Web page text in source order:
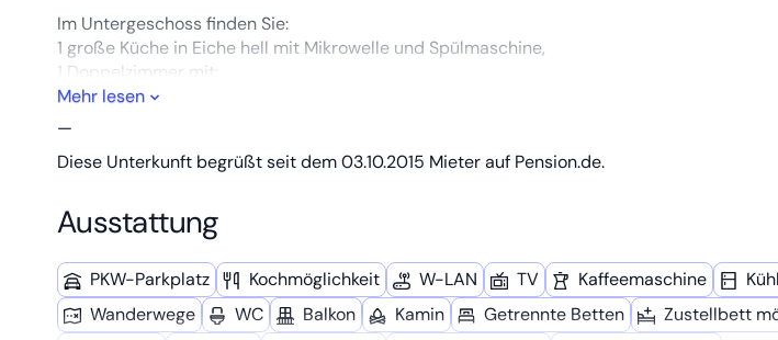
Im Untergeschoss finden Sie:
1 große Küche in Eiche hell mit Mikrowelle und Spülmaschine,
1 Doppelzimmer mit:
2 Einzelbetten 200x100 cm räumlich getrennt und LED-Flachbildschirm.
zentrale Gasheizung.
Das 1.Obergeschoss hat 1 großes Schlafzimmer mit 2 Einzelbetten( räumlich getrennt)
1 Eckzimmer mit 1 Einzelbett 200x100 cm,
1 Durchgangszimmer mit 1 Einzelbett 200x100 cm,
Mehr lesen
—
Diese Unterkunft begrüßt seit dem 03.10.2015 Mieter auf Pension.de.
Ausstattung
PKW-Parkplatz Kochmöglich­keit W-LAN TV Kaffee­maschine
Wanderwege
WC Balkon Kamin Getrennte Betten Zustellbett